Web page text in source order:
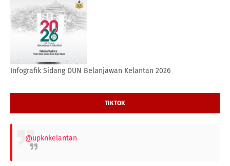
Infografik Sidang DUN Belanjawan Kelantan 2026
TIKTOK
@upknkelantan